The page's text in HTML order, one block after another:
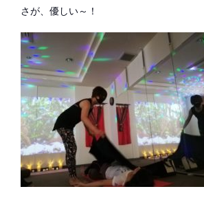
さが、優しい～！